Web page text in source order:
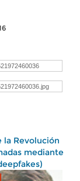
la Revolución
mediante